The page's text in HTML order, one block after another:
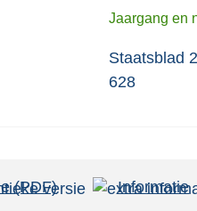
Jaargang en
Staatsblad
628
(PDF)b
Informatie